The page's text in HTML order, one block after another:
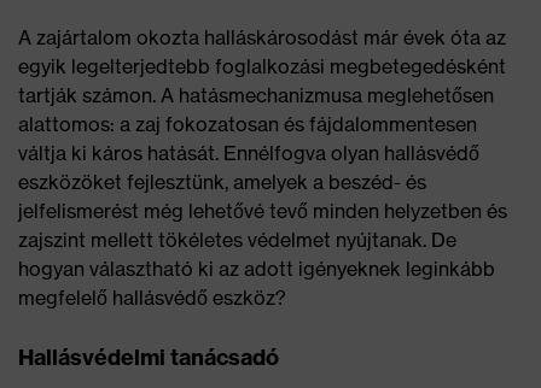
A zajártalom okozta halláskárosodást már évek óta az
egyik legelterjedtebb foglalkozási megbetegedésként
tartják számon. A hatásmechanizmusa meglehetősen
alattomos: a zaj fokozatosan és fájdalommentesen
váltja ki káros hatását. Ennélfogva olyan hallásvédő
eszközöket fejlesztünk, amelyek a beszéd- és
jelfelismerést még lehetővé tevő minden helyzetben és
zajszint mellett tökéletes védelmet nyújtanak. De
hogyan választható ki az adott igényeknek leginkább
megfelelő hallásvédő eszköz?
Hallásvédelmi tanácsadó